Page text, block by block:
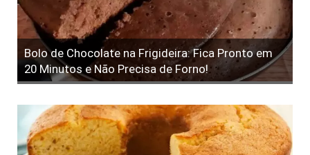
Bolo de Chocolate na Frigideira: Fica Pronto em
20 Minutos e Não Precisa de Forno!